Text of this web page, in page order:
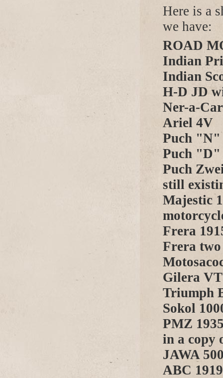
Here is a
we have:
ROAD
Indian
Indian
H-D JD
Ner-a-
Ariel 4V
Puch "N"
Puch "D"
Puch
still
Majestic
Frera
Frera
Gilera
Triumph
Sokol
PMZ
in a copy
JAWA
ABC 1919